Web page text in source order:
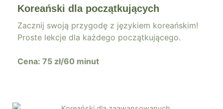
Koreański dla początkujących
Zacznij swoją przygodę z językiem koreańskim!
Proste lekcje dla każdego początkującego.
Cena: 75 zł/60 minut